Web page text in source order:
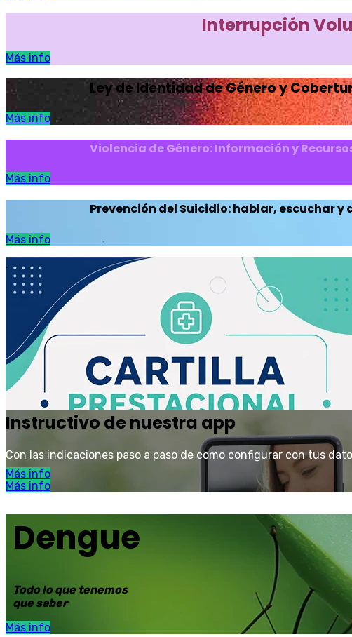
Interrupción
Más info
Ley de Identidad de Género y
Más info
Violencia de Género: Información y
Más info
Prevención del Suicidio: hablar, escuchar y
Más info
.
Más info
Instructivo de nuestra app
Con las indicaciones paso a paso de como configurar con tus
Más info
Dengue
Todo lo que tenemos
que saber
Más info